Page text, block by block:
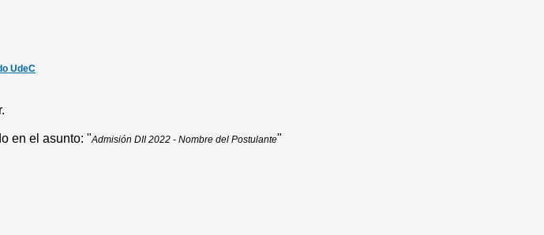
UdeC
en el asunto: "Admisión DII 2022 - Nombre del Postulante"